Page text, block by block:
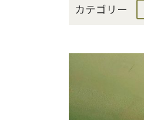
カテゴリー